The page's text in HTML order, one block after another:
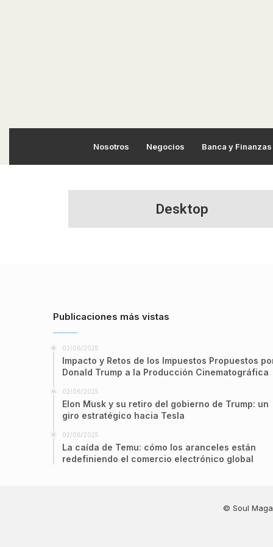
Nosotros Negocios Banca y Finanzas
Desktop
Publicaciones más vistas
02/06/2025
Impacto y Retos de los Impuestos Propuestos
Donald Trump a la Producción Cinematográfica
02/06/2025
Elon Musk y su retiro del gobierno de Trump: un
giro estratégico hacia Tesla
02/06/2025
La caída de Temu: cómo los aranceles están
redefiniendo el comercio electrónico global
© Soul